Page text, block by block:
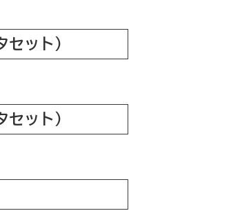
ット）
ット）